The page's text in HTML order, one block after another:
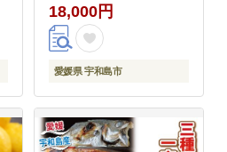
ス ジュース 蜜柑ジュー
ス 果物 くだもの フル
ーツ 果汁 飲料 柑橘
100%ジュース 蜜柑 国
074003
18,000円
愛媛県 宇和島市